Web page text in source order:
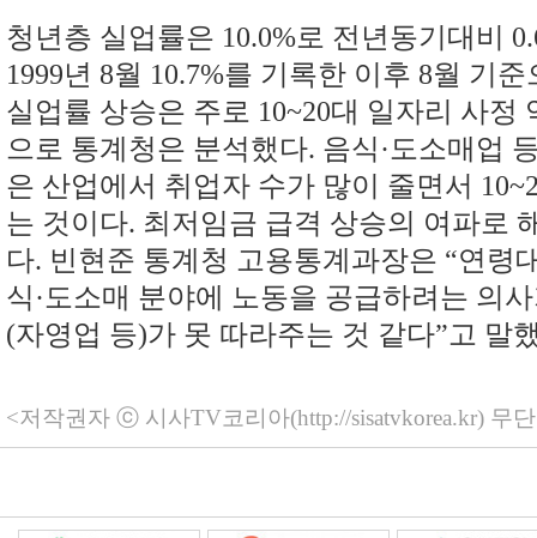
청년층 실업률은 10.0%로 전년동기대비
1999년 8월 10.7%를 기록한 이후 8월 기
실업률 상승은 주로 10~20대 일자리 사정
으로 통계청은 분석했다. 음식·도소매업
은 산업에서 취업자 수가 많이 줄면서
는 것이다. 최저임금 급격 상승의 여파로
다. 빈현준 통계청 고용통계과장은 “연령
식·도소매 분야에 노동을 공급하려는 의
(자영업 등)가 못 따라주는 것 같다”고 말
<저작권자 ⓒ 시사TV코리아(http://sisatvkorea.kr) 무